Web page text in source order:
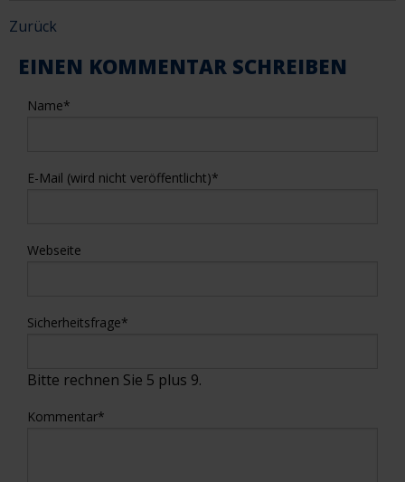
Zurück
EINEN KOMMENTAR SCHREIBEN
Name*
E-Mail (wird nicht veröffentlicht)*
Webseite
Sicherheitsfrage*
Bitte rechnen Sie 5 plus 9.
Kommentar*